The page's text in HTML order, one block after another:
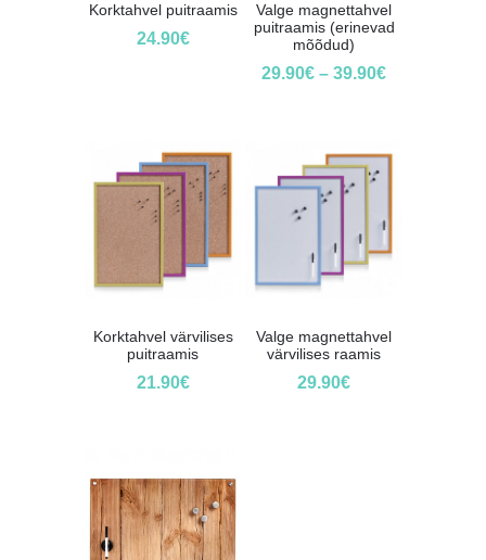
Korktahvel puitraamis
24.90€
Valge magnettahvel
puitraamis (erinevad
mõõdud)
29.90€ –39.90€
Korktahvel värvilises
puitraamis
21.90€
Valge magnettahvel
värvilises raamis
29.90€